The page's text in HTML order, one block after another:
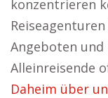
konzentrieren
Angeboten und
Alleinreisende
Daheim über